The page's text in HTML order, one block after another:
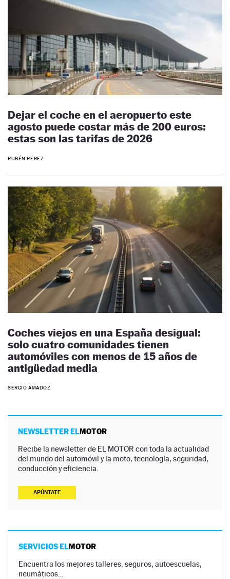
Dejar el coche en el aeropuerto este
agosto puede costar más de 200 euros:
estas son las tarifas de 2026
RUBÉN PÉREZ
Coches viejos en una España desigual:
solo cuatro comunidades tienen
automóviles con menos de 15 años de
antigüedad media
SERGIO AMADOZ
NEWSLETTER ELMOTOR
Recibe la newsletter de EL MOTOR con toda la actualidad
del mundo del automóvil y la moto, tecnología, seguridad,
conducción y eficiencia.
APÚNTATE
SERVICIOS ELMOTOR
Encuentra los mejores talleres, seguros, autoescuelas,
neumáticos…